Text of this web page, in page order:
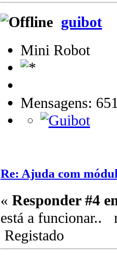
guibot
Mini Robot
Mensagens:
Re: Ajuda com
« Responder #4
está a
Registado